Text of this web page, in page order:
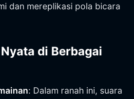
dan mereplikasi pola bicara
di Berbagai
: Dalam ranah ini, suara